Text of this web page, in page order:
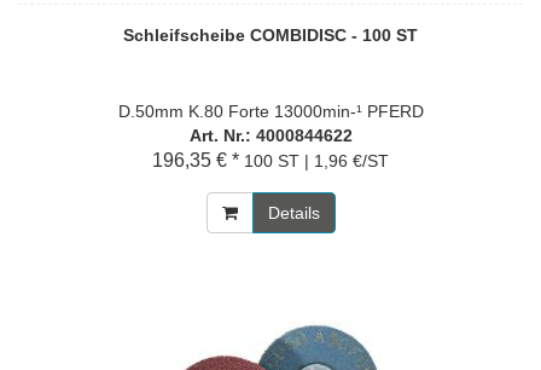
Schleifscheibe COMBIDISC - 100 ST
D.50mm K.80 Forte 13000min-¹ PFERD
Art. Nr.: 4000844622
196,35 € * 100 ST | 1,96 €/ST
Details